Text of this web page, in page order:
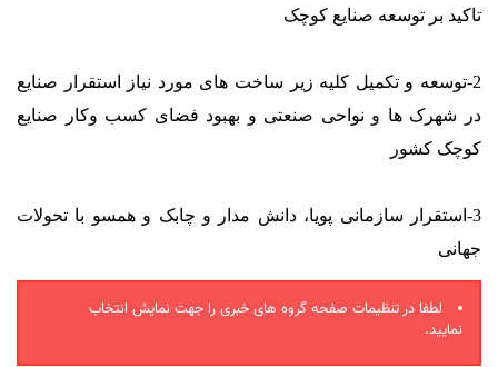
تاکید بر توسعه صنایع کوچک
2-توسعه و تکمیل کلیه زیر ساخت های مورد نیاز استقرار صنایع
در شهرک ها و نواحی صنعتی و بهبود فضای کسب وکار صنایع
کوچک کشور
3-استقرار سازمانی پویا، دانش مدار و چابک و همسو با تحولات
جهانی
لطفا در تنظیمات صفحه گروه های خبری را جهت نمایش انتخاب
نمایید.